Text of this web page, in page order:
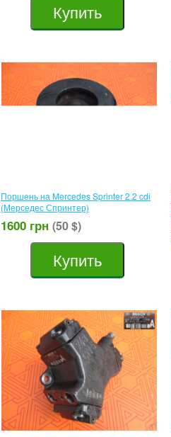
Купить
Поршень на Mercedes Sprinter 2.2 cdі
(Мерседес Спринтер)
1600 грн (50 $)
Купить